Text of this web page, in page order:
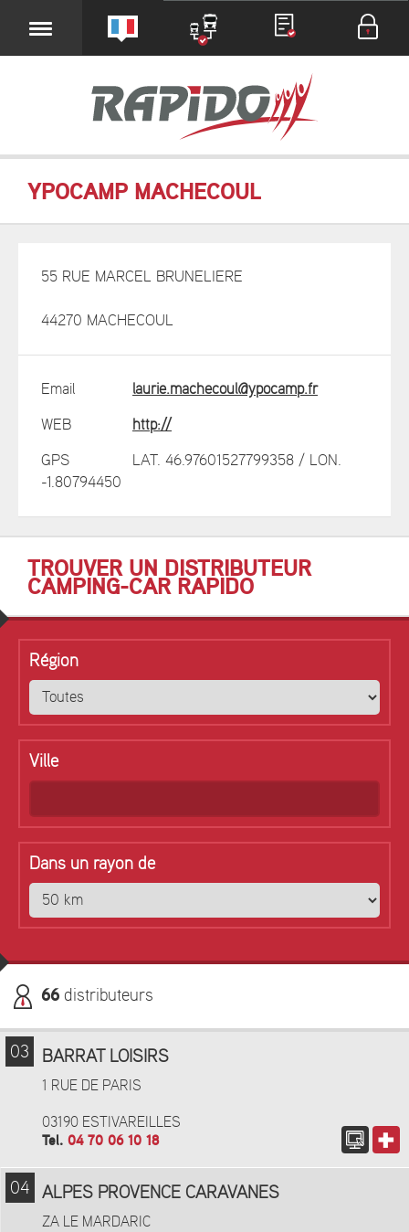
YPOCAMP MACHECOUL
55 RUE MARCEL BRUNELIERE
44270 MACHECOUL
Email laurie.machecoul@ypocamp.fr
WEB http://
GPS
LAT. 46.97601527799358 / LON.
-1.80794450
TROUVER UN DISTRIBUTEUR
CAMPING-CAR RAPIDO
Région
Ville
Dans un rayon de
66 distributeurs
03 BARRAT LOISIRS
1 RUE DE PARIS
03190 ESTIVAREILLES
Tel. 04 70 06 10 18
04 ALPES PROVENCE CARAVANES
ZA LE MARDARIC